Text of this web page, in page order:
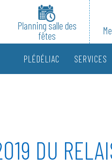
Planning salle des
fêtes
PLÉDÉLIAC SERVICES
DU